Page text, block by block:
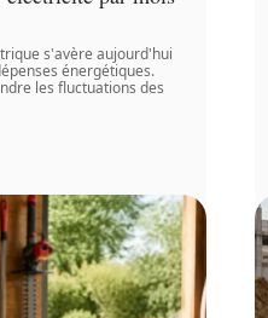
s'avère aujourd'hui
énergétiques.
les fluctuations des